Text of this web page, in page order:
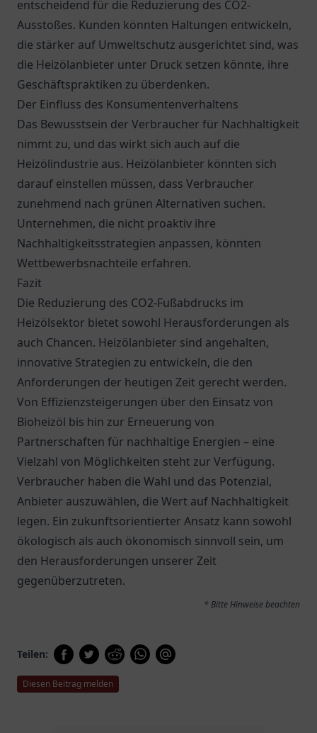
entscheidend für die Reduzierung des CO2-
Ausstoßes. Kunden könnten Haltungen entwickeln,
die stärker auf Umweltschutz ausgerichtet sind, was
die Heizölanbieter unter Druck setzen könnte, ihre
Geschäftspraktiken zu überdenken.
Der Einfluss des Konsumentenverhaltens
Das Bewusstsein der Verbraucher für Nachhaltigkeit
nimmt zu, und das wirkt sich auch auf die
Heizölindustrie aus. Heizölanbieter könnten sich
darauf einstellen müssen, dass Verbraucher
zunehmend nach grünen Alternativen suchen.
Unternehmen, die nicht proaktiv ihre
Nachhaltigkeitsstrategien anpassen, könnten
Wettbewerbsnachteile erfahren.
Fazit
Die Reduzierung des CO2-Fußabdrucks im
Heizölsektor bietet sowohl Herausforderungen als
auch Chancen. Heizölanbieter sind angehalten,
innovative Strategien zu entwickeln, die den
Anforderungen der heutigen Zeit gerecht werden.
Von Effizienzsteigerungen über den Einsatz von
Bioheizöl bis hin zur Erneuerung von
Partnerschaften für nachhaltige Energien – eine
Vielzahl von Möglichkeiten steht zur Verfügung.
Verbraucher haben die Wahl und das Potenzial,
Anbieter auszuwählen, die Wert auf Nachhaltigkeit
legen. Ein zukunftsorientierter Ansatz kann sowohl
ökologisch als auch ökonomisch sinnvoll sein, um
den Herausforderungen unserer Zeit
gegenüberzutreten.
* Bitte Hinweise beachten
Teilen:
Diesen Beitrag melden